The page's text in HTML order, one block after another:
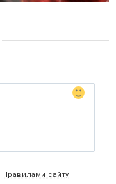
Правилами сайту